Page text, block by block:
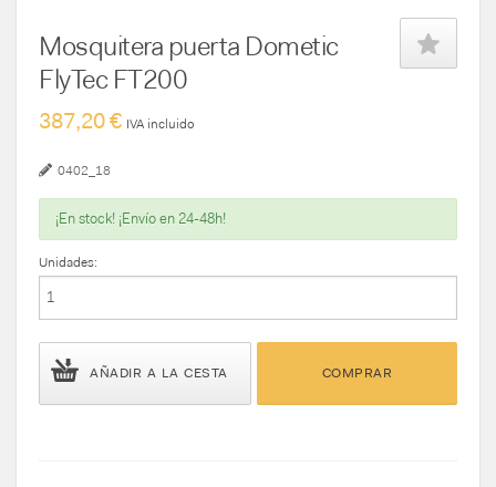
Mosquitera puerta Dometic
FlyTec FT200
387,20 € IVA incluido
0402_18
¡En stock! ¡Envío en 24-48h!
Unidades:
AÑADIR A LA CESTA COMPRAR